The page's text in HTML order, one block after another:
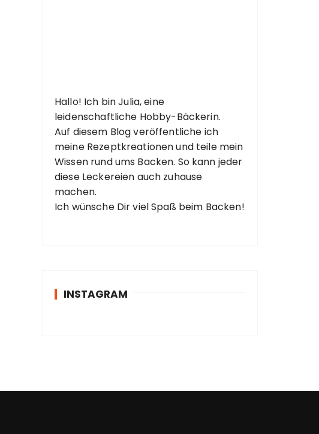
Hallo! Ich bin Julia, eine
leidenschaftliche Hobby-Bäckerin.
Auf diesem Blog veröffentliche ich
meine Rezeptkreationen und teile mein
Wissen rund ums Backen. So kann jeder
diese Leckereien auch zuhause
machen.
Ich wünsche Dir viel Spaß beim Backen!
INSTAGRAM